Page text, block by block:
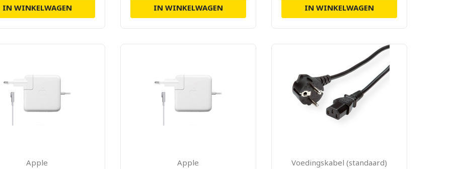
IN WINKELWAGEN IN WINKELWAGEN IN WINKELWAGEN
Apple
Apple
Voedingskabel (standaard)